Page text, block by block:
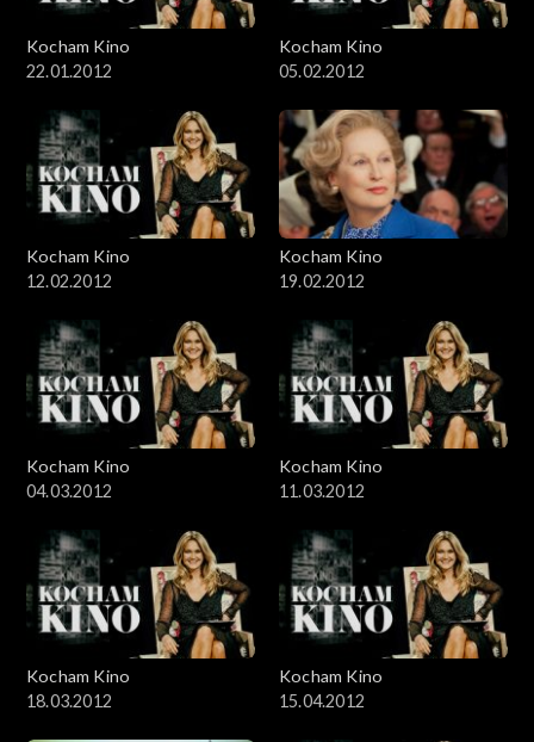
Kocham Kino
22.01.2012
Kocham Kino
05.02.2012
Kocham Kino
12.02.2012
Kocham Kino
19.02.2012
Kocham Kino
04.03.2012
Kocham Kino
11.03.2012
Kocham Kino
18.03.2012
Kocham Kino
15.04.2012